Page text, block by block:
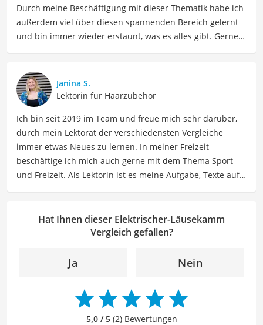
Durch meine Beschäftigung mit dieser Thematik habe ich
außerdem viel über diesen spannenden Bereich gelernt
und bin immer wieder erstaunt, was es alles gibt. Gerne
über Beauty- sowie Pflegeprodukte, Gesundheitsartikel,
Haushaltswaren und vieles mehr. Meine Beiträge
umfassen Produktvergleiche, Tipps, Trends und
Empfehlungen, um Lesern dabei zu helfen, die besten
Produkte für ihre Bedürfnisse zu finden sowie sowohl ihre
Schönheits- als auch Pflegeroutine zu optimieren.
Der Elektrischer-Läusekamm-Vergleich ist aus unserer
Sicht besonders empfehlenswert für ElternundKinder.
Janina S.
Lektorin für Haarzubehör
Ich bin seit 2019 im Team und freue mich sehr darüber,
durch mein Lektorat der verschiedensten Vergleiche
immer etwas Neues zu lernen. In meiner Freizeit
beschäftige ich mich auch gerne mit dem Thema Sport
und Freizeit. Als Lektorin ist es meine Aufgabe, Texte auf
Autoren dabei zu helfen, ihre Botschaften klar und
effektiv zu kommunizieren. Durch meine Leidenschaft für
Interessen, bringe ich frische Perspektiven sowie neue
dass die Texte sowohl qualitativ hochwertig als auch
ansprechend sind.
Hat Ihnen dieser Elektrischer-Läusekamm
Vergleich gefallen?
Ja Nein
5,0 / 5(2) Bewertungen